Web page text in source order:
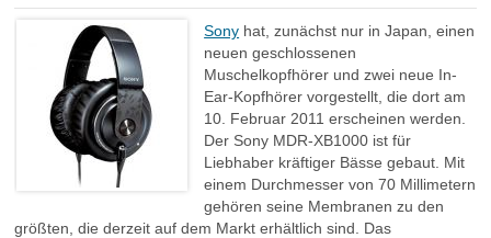
Sony hat, zunächst nur in Japan, einen
neuen geschlossenen
Muschelkopfhörer und zwei neue In-
Ear-Kopfhörer vorgestellt, die dort am
10. Februar 2011 erscheinen werden.
Der Sony MDR-XB1000 ist für
Liebhaber kräftiger Bässe gebaut. Mit
einem Durchmesser von 70 Millimetern
gehören seine Membranen zu den
größten, die derzeit auf dem Markt erhältlich sind. Das